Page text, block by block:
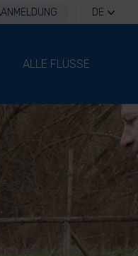
ANMELDUNG DE
ALLE FLÜSSE